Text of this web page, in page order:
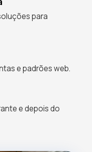
para
e padrões web.
e depois do